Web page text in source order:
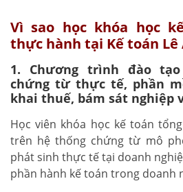
Vì sao học khóa học
thực hành tại Kế toán Lê
1. Chương trình đào
chứng từ thực tế, phần
khai thuế, bám sát nghiệp
Học viên khóa học kế toán
trên hệ thống chứng từ mô
phát sinh thực tế tại doanh
phần hành kế toán trong doanh